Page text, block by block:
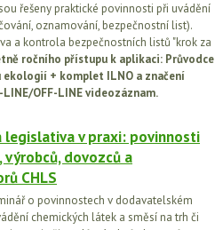
řešeny praktické povinnosti při uvádění
oznamování, bezpečnostní list).
a kontrola bezpečnostních listů "krok za
ročního přístupu k aplikaci: Průvodce
ekologií + komplet ILNO a značení
LINE/OFF-LINE videozáznam.
legislativa v praxi: povinnosti
výrobců, dovozců a
CHLS
o povinnostech v dodavatelském
chemických látek a směsí na trh či